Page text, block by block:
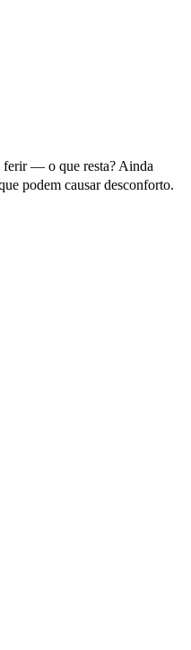
ferir — o que resta? Ainda
podem causar desconforto.